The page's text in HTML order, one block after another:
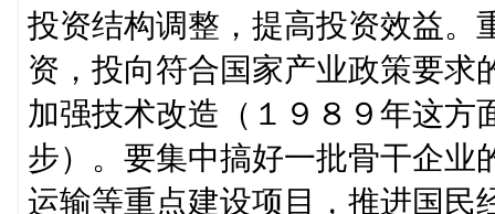
投资结构调整，提高投资效益。
资，投向符合国家产业政策要求
加强技术改造（１９８９年这方
步）。要集中搞好一批骨干企业
运输等重点建设项目，推进国民